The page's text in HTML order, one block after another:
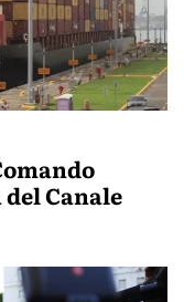
Canale